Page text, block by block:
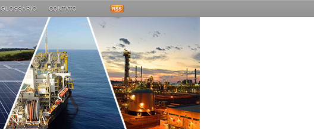
GLOSSÁRIO CONTATO